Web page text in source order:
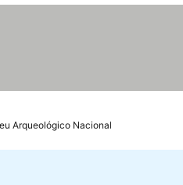
Arqueológico Nacional